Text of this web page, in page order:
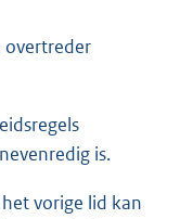
overtreder
is.
vorige lid kan